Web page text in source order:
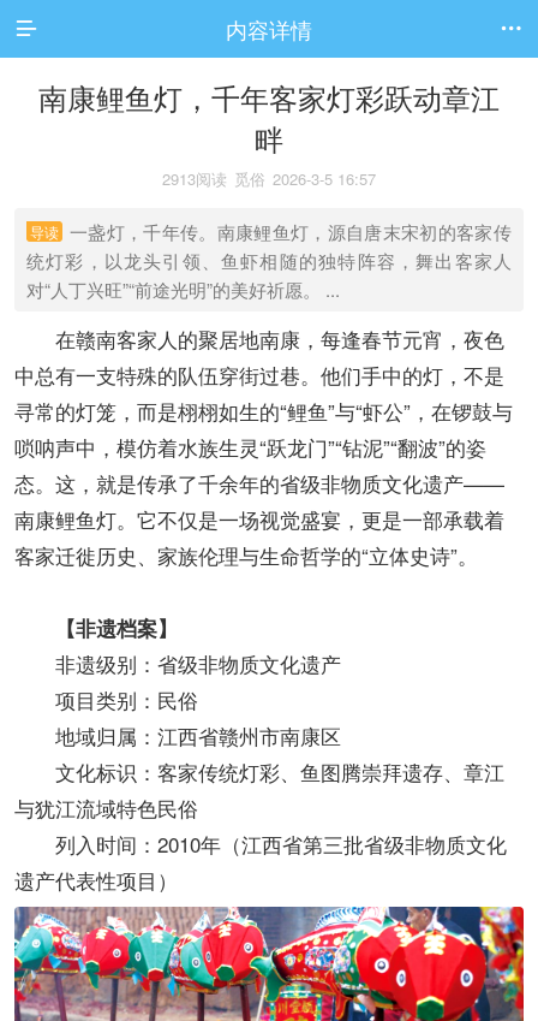
 内容详情 
南康鲤鱼灯，千年客家灯彩跃动章江
畔
2913阅读 觅俗 2026-3-5 16:57
导读 一盏灯，千年传。南康鲤鱼灯，源自唐末宋初的客家传
统灯彩，以龙头引领、鱼虾相随的独特阵容，舞出客家人
对“人丁兴旺”“前途光明”的美好祈愿。 ...
在赣南客家人的聚居地南康，每逢春节元宵，夜色
中总有一支特殊的队伍穿街过巷。他们手中的灯，不是
寻常的灯笼，而是栩栩如生的“鲤鱼”与“虾公”，在锣鼓与
唢呐声中，模仿着水族生灵“跃龙门”“钻泥”“翻波”的姿
态。这，就是传承了千余年的省级非物质文化遗产——
南康鲤鱼灯。它不仅是一场视觉盛宴，更是一部承载着
客家迁徙历史、家族伦理与生命哲学的“立体史诗”。
【非遗档案】
非遗级别：省级非物质文化遗产
项目类别：民俗
地域归属：江西省赣州市南康区
文化标识：客家传统灯彩、鱼图腾崇拜遗存、章江
与犹江流域特色民俗
列入时间：2010年（江西省第三批省级非物质文化
遗产代表性项目）